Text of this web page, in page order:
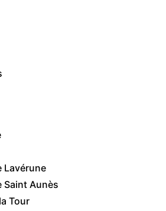
Lavérune
Saint Aunès
Tour